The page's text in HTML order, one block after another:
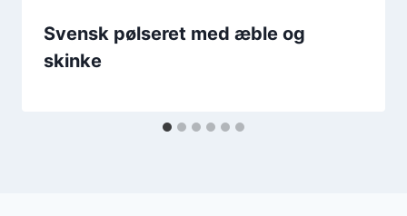
Svensk pølseret med æble og
skinke